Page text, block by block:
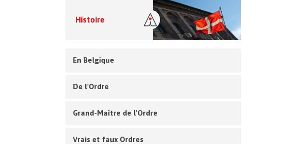
Histoire
En Belgique
De l'Ordre
Grand-Maître de l'Ordre
Vrais et faux Ordres